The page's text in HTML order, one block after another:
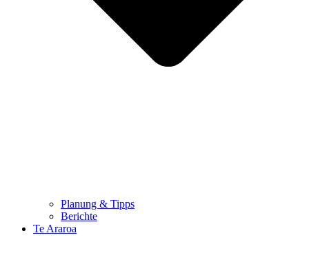
Planung & Tipps
Berichte
Te Araroa